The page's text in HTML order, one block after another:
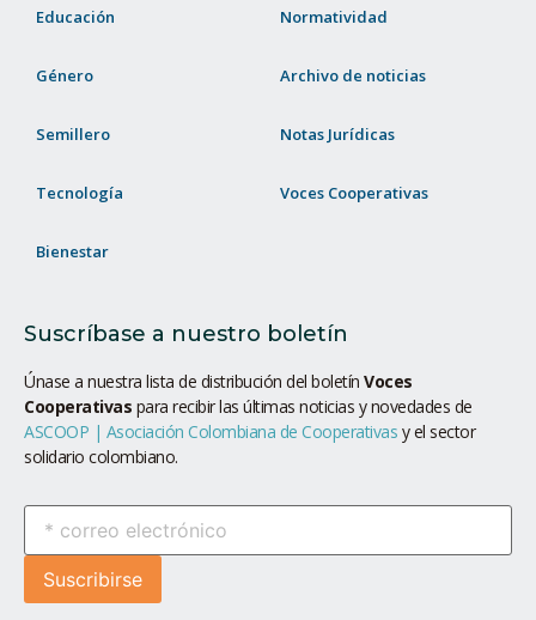
Educación
Género
Semillero
Tecnología
Bienestar
Normatividad
Archivo de noticias
Notas Jurídicas
Voces Cooperativas
Suscríbase a nuestro boletín
Únase a nuestra lista de distribución del boletín Voces
Cooperativas para recibir las últimas noticias y novedades de
ASCOOP | Asociación Colombiana de Cooperativas y el sector
solidario colombiano.